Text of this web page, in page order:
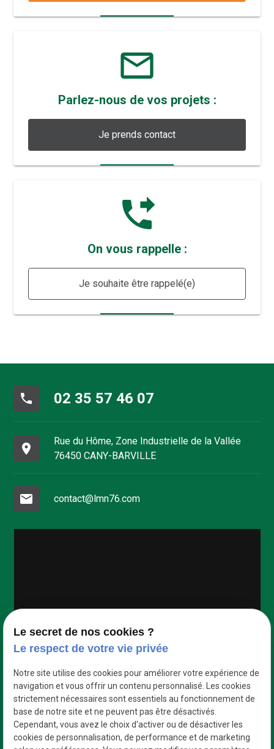
mail_outline
Parlez-nous de vos projets :
Je prends contact
phone_forwarded
On vous rappelle :
Je souhaite être rappelé(e)
phone 02 35 57 46 07
place
Rue du Hôme, Zone Industrielle de la Vallée
76450 CANY-BARVILLE
mail contact@lmn76.com
Le secret de nos cookies ?
Le respect de votre vie privée
Notre site utilise des cookies pour améliorer votre expérience de
navigation et vous offrir un contenu personnalisé. Les cookies
strictement nécessaires sont essentiels au fonctionnement de
base de notre site et ne peuvent pas être désactivés.
Cependant, vous avez le choix d'activer ou de désactiver les
cookies de personnalisation, de performance et de marketing